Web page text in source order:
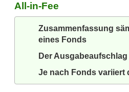
All-in-Fee
Zusammenfassung
eines Fonds
Der
Je nach Fonds variiert